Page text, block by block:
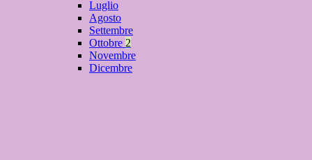
Luglio
Agosto
Settembre
Ottobre 2
Novembre
Dicembre